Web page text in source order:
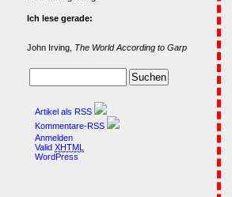
Ich lese gerade:
John Irving, The World According to Garp
Artikel als RSS
Kommentare-RSS
Anmelden
Valid XHTML
WordPress